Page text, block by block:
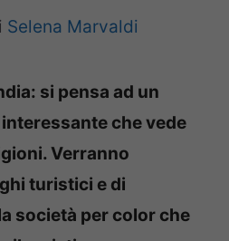
Selena Marvaldi
si pensa ad un
che vede
Verranno
turistici e di
società per color che